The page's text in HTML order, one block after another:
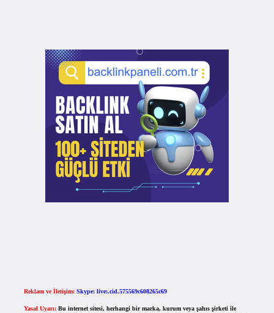
Reklam ve İletişim: Skype: live:.cid.575569c608265c69
Yasal Uyarı: Bu internet sitesi, herhangi bir marka, kurum veya şahıs şirketi ile